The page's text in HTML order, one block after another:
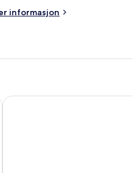
informasjon
Gothia Towers & Upper House